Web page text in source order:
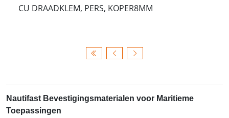
CU DRAADKLEM, PERS, KOPER8MM
Nautifast Bevestigingsmaterialen voor Maritieme
Toepassingen